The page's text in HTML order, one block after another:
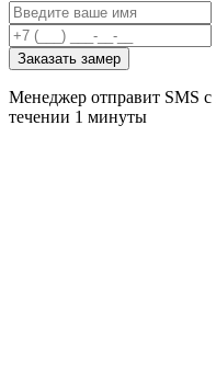
Заказать замер
Менеджер отправит SMS
течении 1 минуты